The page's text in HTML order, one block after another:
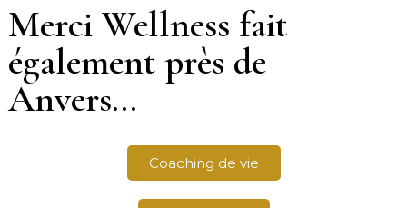
Merci Wellness fait
également près de
Anvers...
Coaching de vie